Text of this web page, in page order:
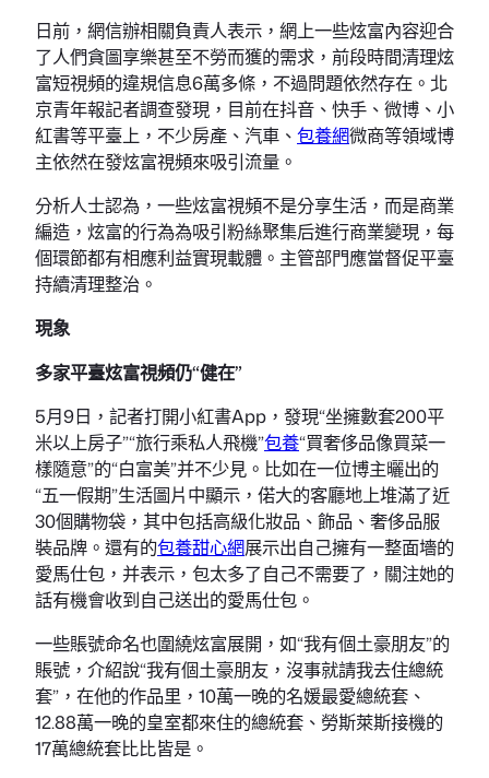
日前，網信辦相關負責人表示，網上一些炫富內容迎合
了人們貪圖享樂甚至不勞而獲的需求，前段時間清理炫
富短視頻的違規信息6萬多條，不過問題依然存在。北
京青年報記者調查發現，目前在抖音、快手、微博、小
紅書等平臺上，不少房產、汽車、 包養網微商等領域博
主依然在發炫富視頻來吸引流量。
分析人士認為，一些炫富視頻不是分享生活，而是商業
編造，炫富的行為為吸引粉絲聚集后進行商業變現，每
個環節都有相應利益實現載體。主管部門應當督促平臺
持續清理整治。
現象
多家平臺炫富視頻仍“健在”
5月9日，記者打開小紅書App，發現“坐擁數套200平
米以上房子”“旅行乘私人飛機”包養“買奢侈品像買菜一
樣隨意”的“白富美”并不少見。比如在一位博主曬出的
“五一假期”生活圖片中顯示，偌大的客廳地上堆滿了近
30個購物袋，其中包括高級化妝品、飾品、奢侈品服
裝品牌。還有的包養甜心網展示出自己擁有一整面墻的
愛馬仕包，并表示，包太多了自己不需要了，關注她的
話有機會收到自己送出的愛馬仕包。
一些賬號命名也圍繞炫富展開，如“我有個土豪朋友”的
賬號，介紹說“我有個土豪朋友，沒事就請我去住總統
套”，在他的作品里，10萬一晚的名媛最愛總統套、
12.88萬一晚的皇室都來住的總統套、勞斯萊斯接機的
17萬總統套比比皆是。